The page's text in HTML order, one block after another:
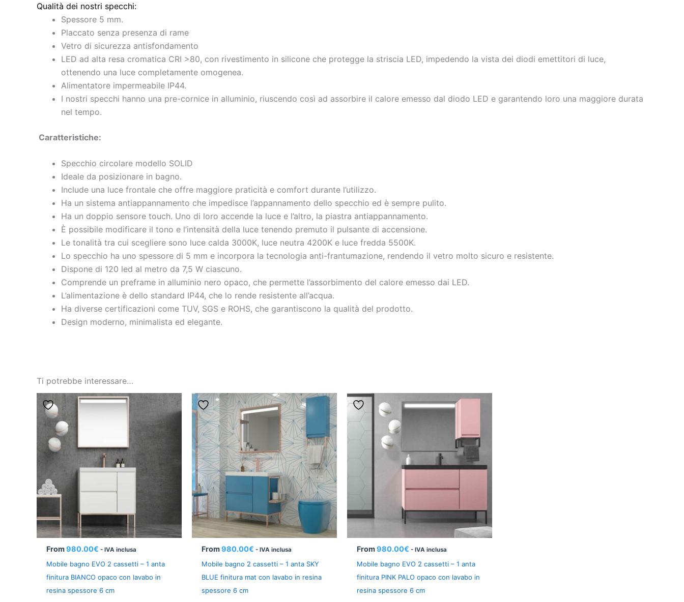
Qualità dei nostri specchi:
Spessore 5 mm.
Placcato senza presenza di rame
Vetro di sicurezza antisfondamento
LED ad alta resa cromatica CRI >80, con rivestimento in silicone che protegge la striscia LED, impedendo la vista dei diodi emettitori di luce,
ottenendo una luce completamente omogenea.
Alimentatore impermeabile IP44.
I nostri specchi hanno una pre-cornice in alluminio, riuscendo così ad assorbire il calore emesso dal diodo LED e garantendo loro una maggiore durata
nel tempo.
Caratteristiche:
Specchio circolare modello SOLID
Ideale da posizionare in bagno.
Include una luce frontale che offre maggiore praticità e comfort durante l’utilizzo.
Ha un sistema antiappannamento che impedisce l’appannamento dello specchio ed è sempre pulito.
Ha un doppio sensore touch. Uno di loro accende la luce e l’altro, la piastra antiappannamento.
È possibile modificare il tono e l’intensità della luce tenendo premuto il pulsante di accensione.
Le tonalità tra cui scegliere sono luce calda 3000K, luce neutra 4200K e luce fredda 5500K.
Lo specchio ha uno spessore di 5 mm e incorpora la tecnologia anti-frantumazione, rendendo il vetro molto sicuro e resistente.
Dispone di 120 led al metro da 7,5 W ciascuno.
Comprende un preframe in alluminio nero opaco, che permette l’assorbimento del calore emesso dai LED.
L’alimentazione è dello standard IP44, che lo rende resistente all’acqua.
Ha diverse certificazioni come TUV, SGS e ROHS, che garantiscono la qualità del prodotto.
Design moderno, minimalista ed elegante.
Ti potrebbe interessare…
From980.00€ - IVA inclusa
Mobile bagno EVO 2 cassetti – 1 anta
finitura BIANCO opaco con lavabo in
resina spessore 6 cm
From980.00€ - IVA inclusa
Mobile bagno 2 cassetti – 1 anta SKY
BLUE finitura mat con lavabo in resina
spessore 6 cm
From980.00€ - IVA inclusa
Mobile bagno EVO 2 cassetti – 1 anta
finitura PINK PALO opaco con lavabo in
resina spessore 6 cm